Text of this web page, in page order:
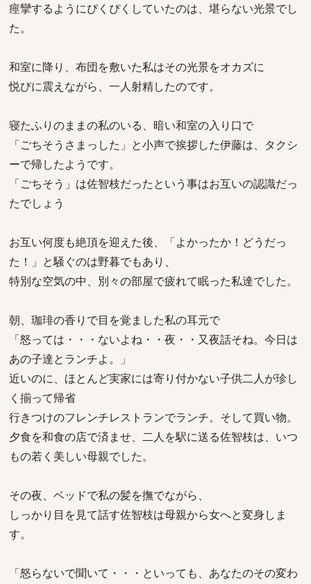
痙攣するようにぴくぴくしていたのは、堪らない光景でし
た。
和室に降り、布団を敷いた私はその光景をオカズに
悦びに震えながら、一人射精したのです。
寝たふりのままの私のいる、暗い和室の入り口で
「ごちそうさまっした」と小声で挨拶した伊藤は、タクシ
ーで帰したようです。
「ごちそう」は佐智枝だったという事はお互いの認識だっ
たでしょう
お互い何度も絶頂を迎えた後、「よかったか！どうだっ
た！」と騒ぐのは野暮でもあり、
特別な空気の中、別々の部屋で疲れて眠った私達でした。
朝、珈琲の香りで目を覚ました私の耳元で
「怒っては・・・ないよね・・夜・・又夜話そね。今日は
あの子達とランチよ。」
近いのに、ほとんど実家には寄り付かない子供二人が珍し
く揃って帰省
行きつけのフレンチレストランでランチ。そして買い物。
夕食を和食の店で済ませ、二人を駅に送る佐智枝は、いつ
もの若く美しい母親でした。
その夜、ベッドで私の髪を撫でながら、
しっかり目を見て話す佐智枝は母親から女へと変身しま
す。
「怒らないで聞いて・・・といっても、あなたのその変わ